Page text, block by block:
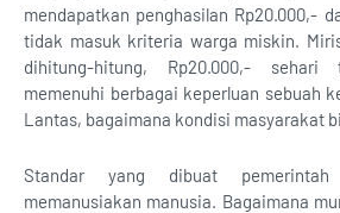
mendapatkan penghasilan Rp20.000,-
tidak masuk kriteria warga miskin.
dihitung-hitung, Rp20.000,-
memenuhi berbagai keperluan sebuah
Lantas, bagaimana kondisi masyarakat
Standar yang dibuat
memanusiakan manusia. Bagaimana